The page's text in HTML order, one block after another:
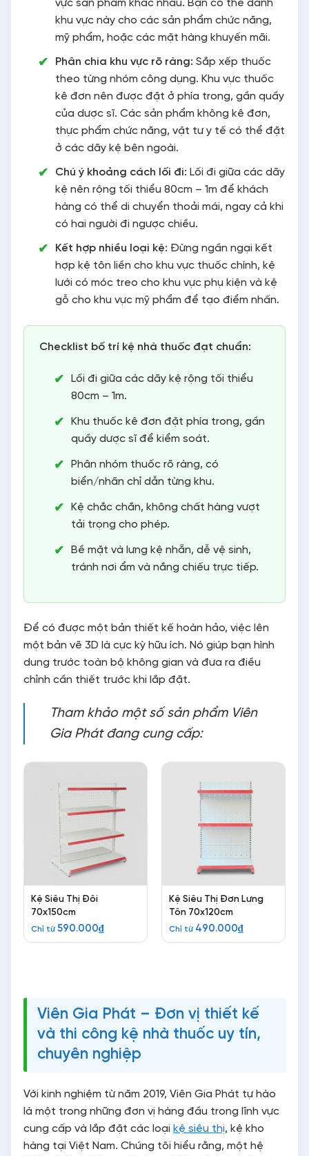
vực sản phẩm khác nhau. Bạn có thể dành
khu vực này cho các sản phẩm chức năng,
mỹ phẩm, hoặc các mặt hàng khuyến mãi.
Phân chia khu vực rõ ràng: Sắp xếp thuốc
theo từng nhóm công dụng. Khu vực thuốc
kê đơn nên được đặt ở phía trong, gần quầy
của dược sĩ. Các sản phẩm không kê đơn,
thực phẩm chức năng, vật tư y tế có thể đặt
ở các dãy kệ bên ngoài.
Chú ý khoảng cách lối đi: Lối đi giữa các dãy
kệ nên rộng tối thiểu 80cm – 1m để khách
hàng có thể di chuyển thoải mái, ngay cả khi
có hai người đi ngược chiều.
Kết hợp nhiều loại kệ: Đừng ngần ngại kết
hợp kệ tôn liền cho khu vực thuốc chính, kệ
lưới có móc treo cho khu vực phụ kiện và kệ
gỗ cho khu vực mỹ phẩm để tạo điểm nhấn.
Checklist bố trí kệ nhà thuốc đạt chuẩn:
Lối đi giữa các dãy kệ rộng tối thiểu
80cm – 1m.
Khu thuốc kê đơn đặt phía trong, gần
quầy dược sĩ để kiểm soát.
Phân nhóm thuốc rõ ràng, có
biển/nhãn chỉ dẫn từng khu.
Kệ chắc chắn, không chất hàng vượt
tải trọng cho phép.
Bề mặt và lưng kệ nhẵn, dễ vệ sinh,
tránh nơi ẩm và nắng chiếu trực tiếp.
Để có được một bản thiết kế hoàn hảo, việc lên
một bản vẽ 3D là cực kỳ hữu ích. Nó giúp bạn hình
dung trước toàn bộ không gian và đưa ra điều
chỉnh cần thiết trước khi lắp đặt.
Tham khảo một số sản phẩm Viên
Gia Phát đang cung cấp:
Kệ Siêu Thị Đôi
70x150cm
Chỉ từ590.000₫
Kệ Siêu Thị Đơn Lưng
Tôn 70x120cm
Chỉ từ 490.000₫
Viên Gia Phát – Đơn vị thiết kế
và thi công kệ nhà thuốc uy tín,
chuyên nghiệp
Với kinh nghiệm từ năm 2019, Viên Gia Phát tự hào
là một trong những đơn vị hàng đầu trong lĩnh vực
cung cấp và lắp đặt các loại kệ siêu thị, kệ kho
hàng tại Việt Nam. Chúng tôi hiểu rằng, một hệ